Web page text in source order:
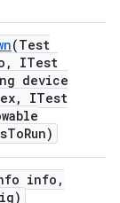
(Test
,
ITest
device
,
ITest
ToRun)
info ,